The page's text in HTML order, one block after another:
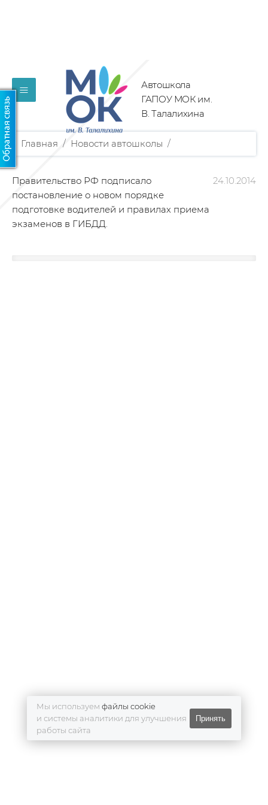
Мы используем файлы cookie
и системы аналитики для улучшения
работы сайта
Принять
Автошкола
ГАПОУ МОК им.
В. Талалихина
≡
Главная / Новости автошколы /
24.10.2014
Правительство РФ подписало
постановление о новом порядке
подготовке водителей и правилах приема
экзаменов в ГИБДД.